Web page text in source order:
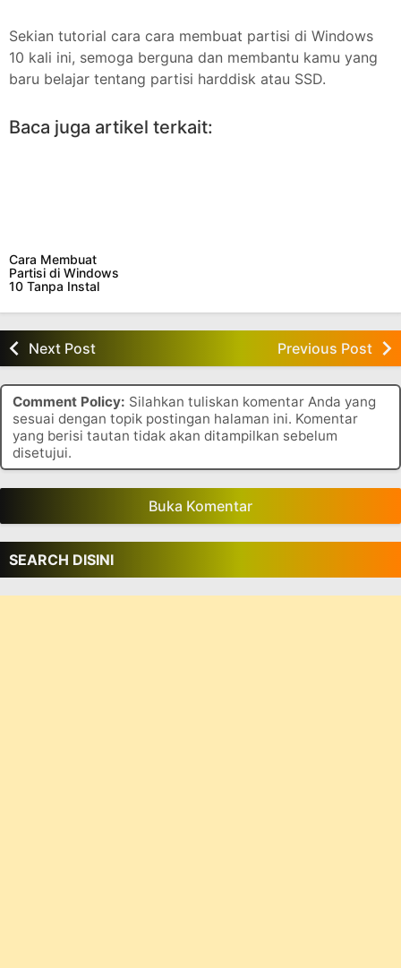
Sekian tutorial cara cara membuat partisi di Windows
10 kali ini, semoga berguna dan membantu kamu yang
baru belajar tentang partisi harddisk atau SSD.
Baca juga artikel terkait:
Cara Membuat
Partisi di Windows
10 Tanpa Instal
Next Post Previous Post
Comment Policy: Silahkan tuliskan komentar Anda yang
sesuai dengan topik postingan halaman ini. Komentar
yang berisi tautan tidak akan ditampilkan sebelum
disetujui.
Buka Komentar
SEARCH DISINI